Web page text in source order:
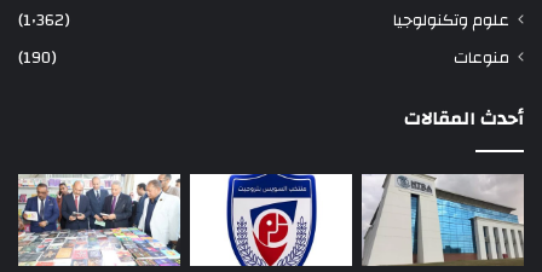
علوم وتكنولوجيا
(1٬362)
منوعات
(190)
أحدث المقالات